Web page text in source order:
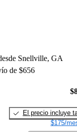
Snellville, GA
de $656
El precio incluye
$175/